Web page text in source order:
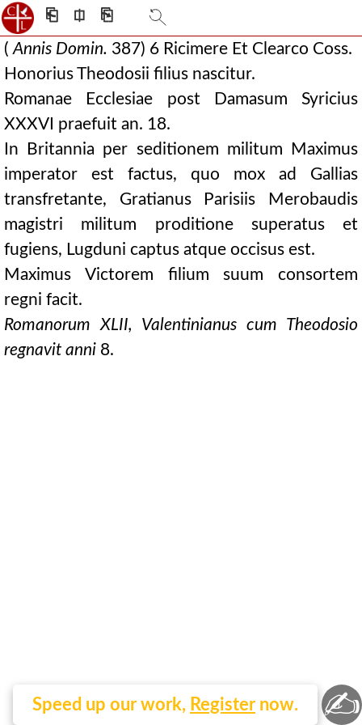
⎗ ⎅ ⎘
Speed up our work, Register now.
( Annis Domin. 387) 6 Ricimere Et Clearco Coss.
Honorius Theodosii filius nascitur.
Romanae Ecclesiae post Damasum Syricius
XXXVI praefuit an. 18.
In Britannia per seditionem militum Maximus
imperator est factus, quo mox ad Gallias
transfretante, Gratianus Parisiis Merobaudis
magistri militum proditione superatus et
fugiens, Lugduni captus atque occisus est.
Maximus Victorem filium suum consortem
regni facit.
Romanorum XLII, Valentinianus cum Theodosio
regnavit anni 8.
✍